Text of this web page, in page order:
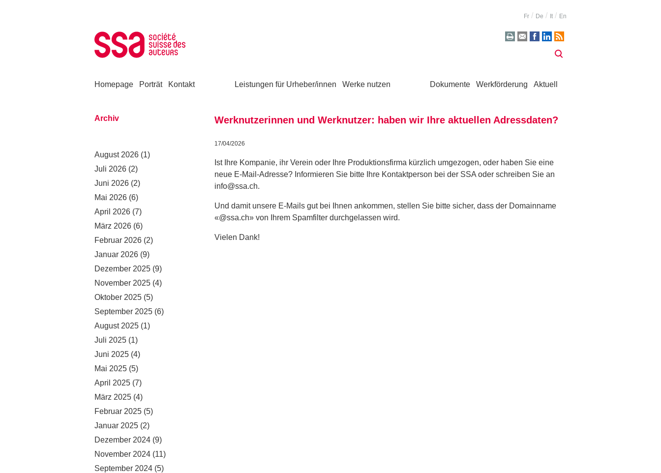
Fr De It En
Homepage Porträt Kontakt Leistungen für Urheber/innen Werke nutzen Dokumente Werkförderung Aktuell
Archiv
August 2026 (1)
Juli 2026 (2)
Juni 2026 (2)
Mai 2026 (6)
April 2026 (7)
März 2026 (6)
Februar 2026 (2)
Januar 2026 (9)
Dezember 2025 (9)
November 2025 (4)
Oktober 2025 (5)
September 2025 (6)
August 2025 (1)
Juli 2025 (1)
Juni 2025 (4)
Mai 2025 (5)
April 2025 (7)
März 2025 (4)
Februar 2025 (5)
Januar 2025 (2)
Dezember 2024 (9)
November 2024 (11)
September 2024 (5)
Werknutzerinnen und Werknutzer: haben wir Ihre aktuellen Adressdaten?
17/04/2026
Ist Ihre Kompanie, ihr Verein oder Ihre Produktionsfirma kürzlich umgezogen, oder haben Sie eine
neue E-Mail-Adresse? Informieren Sie bitte Ihre Kontaktperson bei der SSA oder schreiben Sie an
info@ssa.ch.
Und damit unsere E-Mails gut bei Ihnen ankommen, stellen Sie bitte sicher, dass der Domainname
«@ssa.ch» von Ihrem Spamfilter durchgelassen wird.
Vielen Dank!